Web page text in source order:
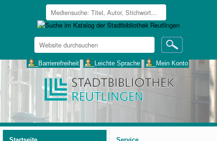
Website
durchsuchen
___Barrierefreiheit ___Leichte Sprache ___Mein Konto